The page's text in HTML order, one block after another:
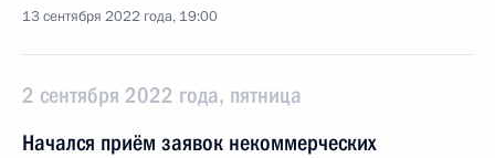
13 сентября 2022 года, 19:00
2 сентября 2022 года, пятница
Начался приём заявок некоммерческих